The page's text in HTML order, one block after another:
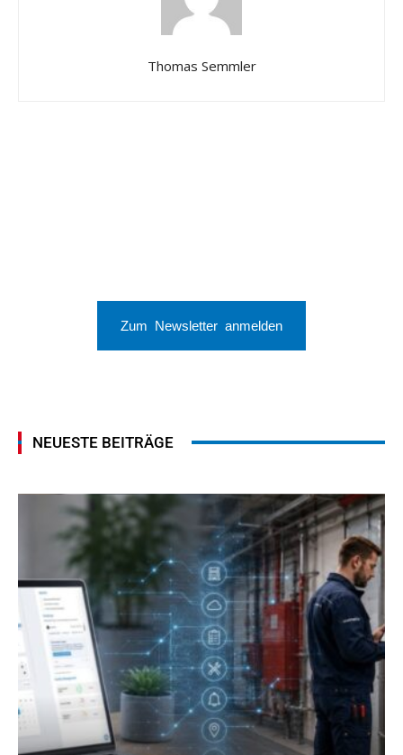
Thomas Semmler
Zum Newsletter anmelden
NEUESTE BEITRÄGE